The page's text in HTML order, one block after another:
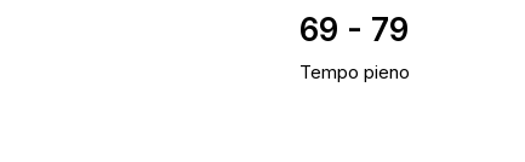
69 - 79
Tempo pieno